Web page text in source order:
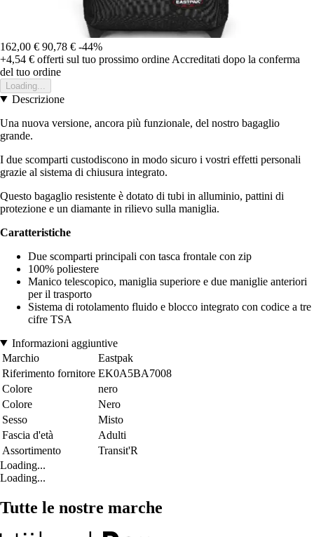
162,00 € 90,78 € -44%
+4,54 € offerti sul tuo prossimo ordine Accreditati dopo la conferma
del tuo ordine
Loading...
Descrizione
Una nuova versione, ancora più funzionale, del nostro bagaglio
grande.
I due scomparti custodiscono in modo sicuro i vostri effetti personali
grazie al sistema di chiusura integrato.
Questo bagaglio resistente è dotato di tubi in alluminio, pattini di
protezione e un diamante in rilievo sulla maniglia.
Caratteristiche
Due scomparti principali con tasca frontale con zip
100% poliestere
Manico telescopico, maniglia superiore e due maniglie anteriori
per il trasporto
Sistema di rotolamento fluido e blocco integrato con codice a tre
cifre TSA
Informazioni aggiuntive
Marchio
Eastpak
Riferimento fornitore EK0A5BA7008
Colore
nero
Colore
Nero
Sesso
Misto
Fascia d'età
Adulti
Assortimento
Transit'R
Loading...
Loading...
Tutte le nostre marche